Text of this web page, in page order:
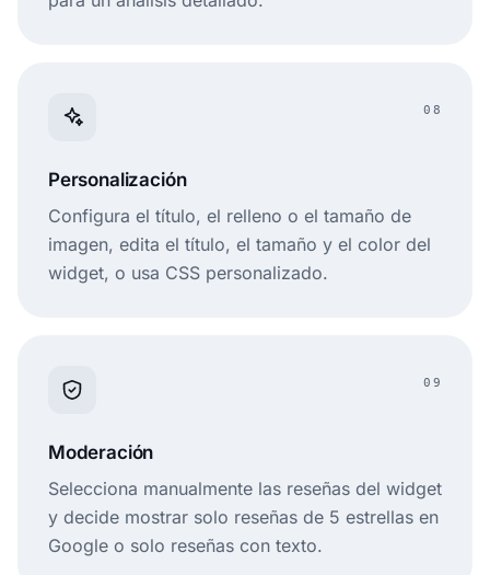
08
Personalización
Configura el título, el relleno o el tamaño de
imagen, edita el título, el tamaño y el color del
widget, o usa CSS personalizado.
09
Moderación
Selecciona manualmente las reseñas del widget
y decide mostrar solo reseñas de 5 estrellas en
Google o solo reseñas con texto.